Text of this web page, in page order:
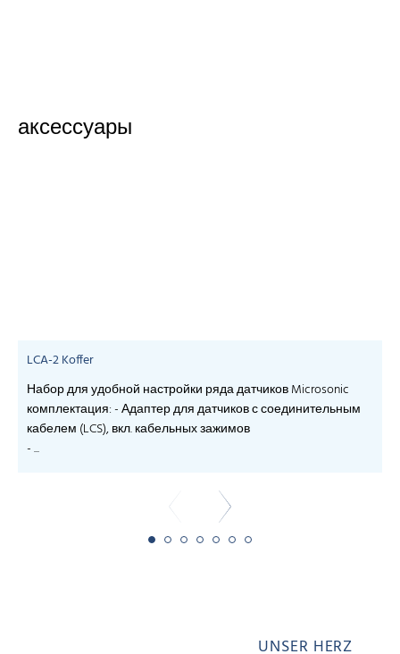
аксессуары
LCA-2 Koffer
Набор для удобной настройки ряда датчиков Microsonic
комплектация: - Адаптер для датчиков с соединительным
кабелем (LCS), вкл. кабельных зажимов
- ...
UNSER HERZ